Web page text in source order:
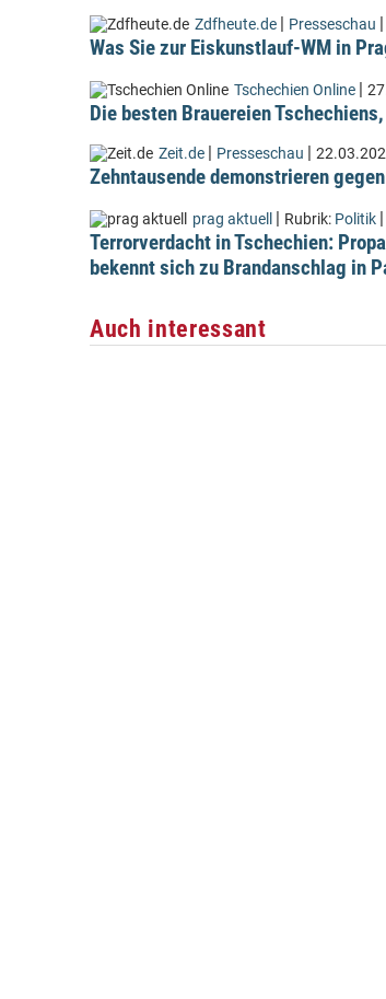
Zdfheute.de | Presseschau |
Was Sie zur Eiskunstlauf-WM in
Tschechien Online |
Die besten Brauereien
Zeit.de | Presseschau |
Zehntausende demonstrieren
prag aktuell | Rubrik: Politik |
Terrorverdacht in Tschechien:
bekennt sich zu Brandanschlag in
Auch interessant